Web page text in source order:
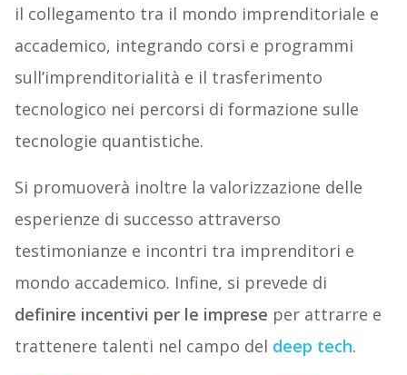
il collegamento tra il mondo imprenditoriale e
accademico, integrando corsi e programmi
sull’imprenditorialità e il trasferimento
tecnologico nei percorsi di formazione sulle
tecnologie quantistiche.
Si promuoverà inoltre la valorizzazione delle
esperienze di successo attraverso
testimonianze e incontri tra imprenditori e
mondo accademico. Infine, si prevede di
definire incentivi per le imprese per attrarre e
trattenere talenti nel campo del deep tech.